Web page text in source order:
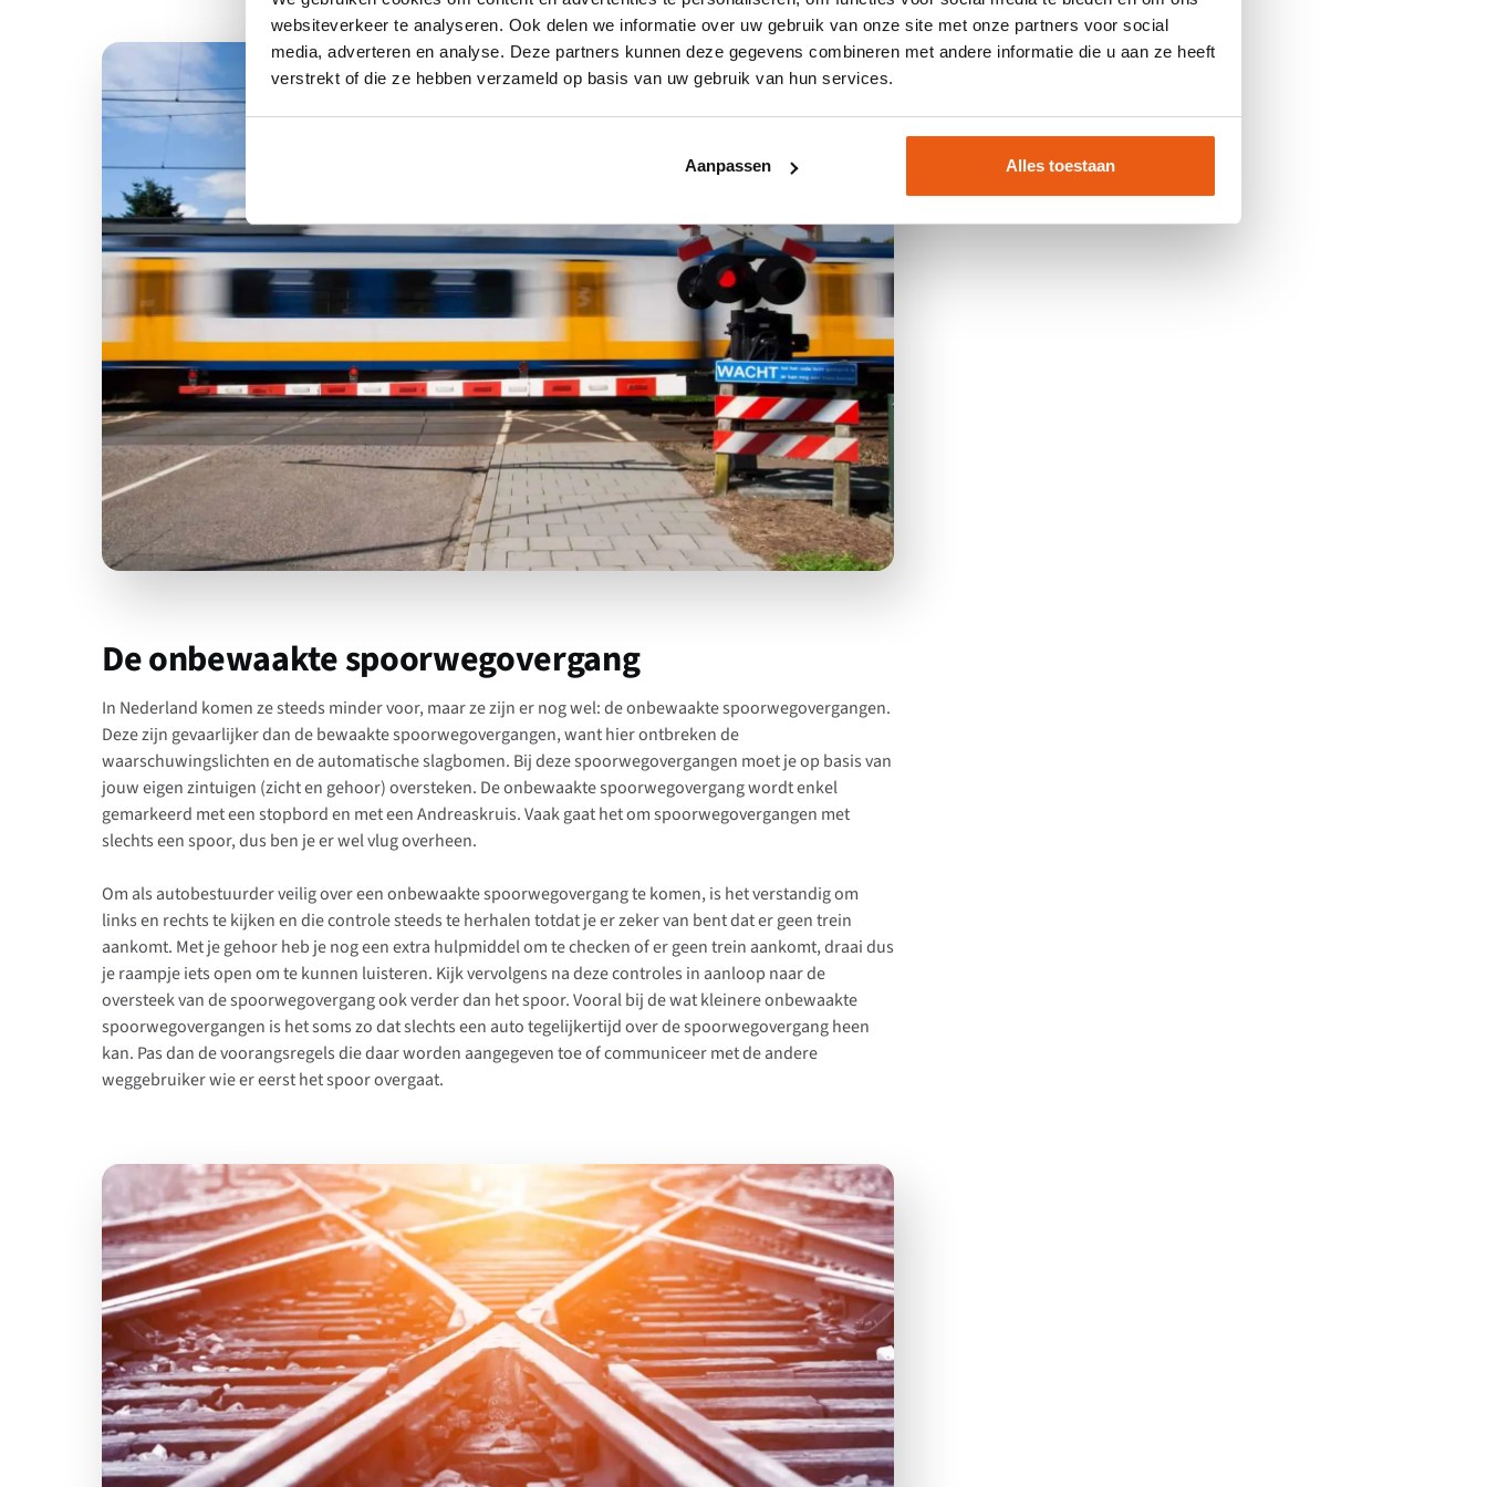
websiteverkeer te analyseren. Ook delen we informatie over uw gebruik van onze site met onze partners voor social
media, adverteren en analyse. Deze partners kunnen deze gegevens combineren met andere informatie die u aan ze heeft
verstrekt of die ze hebben verzameld op basis van uw gebruik van hun services.
Aanpassen Alles toestaan
De onbewaakte spoorwegovergang
In Nederland komen ze steeds minder voor, maar ze zijn er nog wel: de onbewaakte spoorwegovergangen.
Deze zijn gevaarlijker dan de bewaakte spoorwegovergangen, want hier ontbreken de
waarschuwingslichten en de automatische slagbomen. Bij deze spoorwegovergangen moet je op basis van
jouw eigen zintuigen (zicht en gehoor) oversteken. De onbewaakte spoorwegovergang wordt enkel
gemarkeerd met een stopbord en met een Andreaskruis. Vaak gaat het om spoorwegovergangen met
slechts een spoor, dus ben je er wel vlug overheen.
Om als autobestuurder veilig over een onbewaakte spoorwegovergang te komen, is het verstandig om
links en rechts te kijken en die controle steeds te herhalen totdat je er zeker van bent dat er geen trein
aankomt. Met je gehoor heb je nog een extra hulpmiddel om te checken of er geen trein aankomt, draai dus
je raampje iets open om te kunnen luisteren. Kijk vervolgens na deze controles in aanloop naar de
oversteek van de spoorwegovergang ook verder dan het spoor. Vooral bij de wat kleinere onbewaakte
spoorwegovergangen is het soms zo dat slechts een auto tegelijkertijd over de spoorwegovergang heen
kan. Pas dan de voorangsregels die daar worden aangegeven toe of communiceer met de andere
weggebruiker wie er eerst het spoor overgaat.